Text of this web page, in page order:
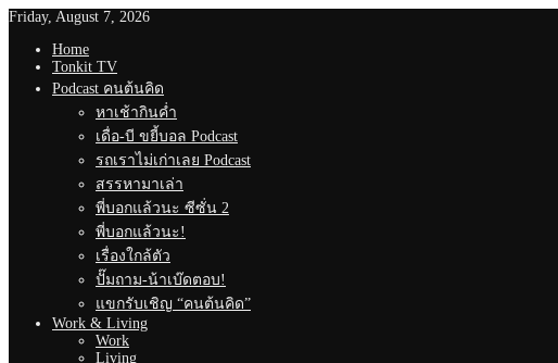
Friday, August 7, 2026
Home
Tonkit TV
Podcast คนต้นคิด
หาเช้ากินค่ำ
เดื่อ-บี ขยี้บอล Podcast
รถเราไม่เก่าเลย Podcast
สรรหามาเล่า
พี่บอกแล้วนะ ซีซั่น 2
พี่บอกแล้วนะ!
เรื่องใกล้ตัว
ปั๊มถาม-น้าเบ๊ดตอบ!
แขกรับเชิญ “คนต้นคิด”
Work & Living
Work
Living